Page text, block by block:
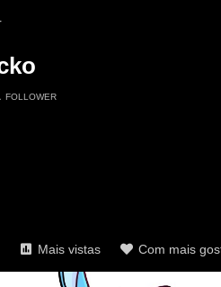
FOLLOWER
Mais vistas Com mais